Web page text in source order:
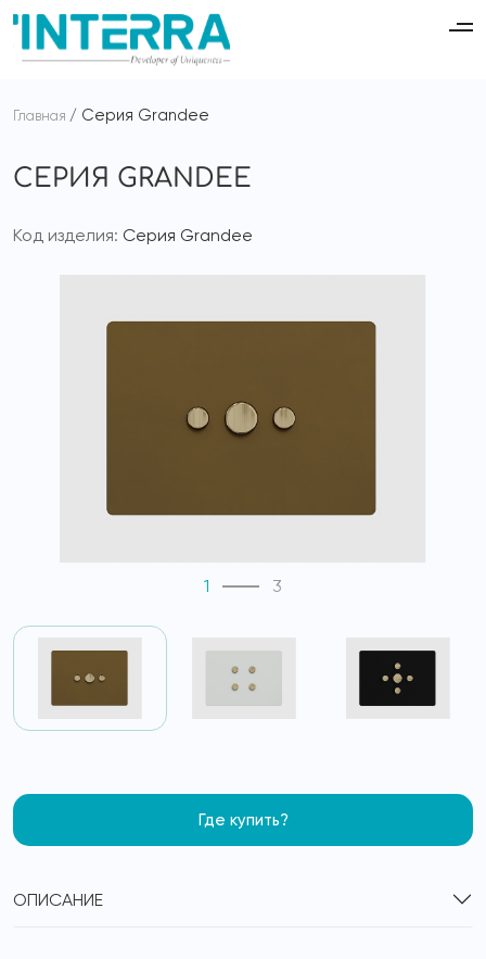
Главная Серия Grandee
Где купить?
ОПИСАНИЕ
СЕРИЯ GRANDEE
Код изделия: Серия Grandee
1 3